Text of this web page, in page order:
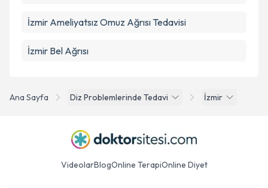
Ana Sayfa Diz Problemlerinde Tedavi İzmir
İzmir Ameliyatsız Omuz Ağrısı Tedavisi
İzmir Bel Ağrısı
VideolarBlogOnline TerapiOnline Diyet